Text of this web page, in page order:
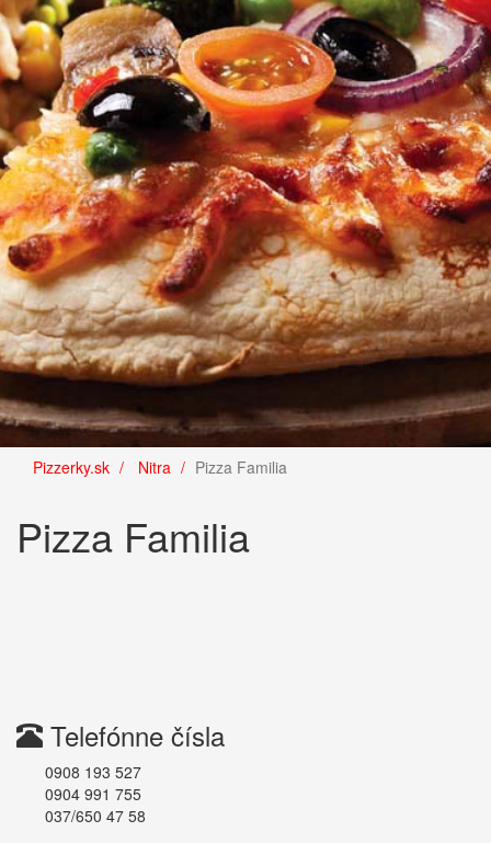
Pizzerky.sk Nitra Pizza Familia
Pizza Familia
Telefónne čísla
0908 193 527
0904 991 755
037/650 47 58